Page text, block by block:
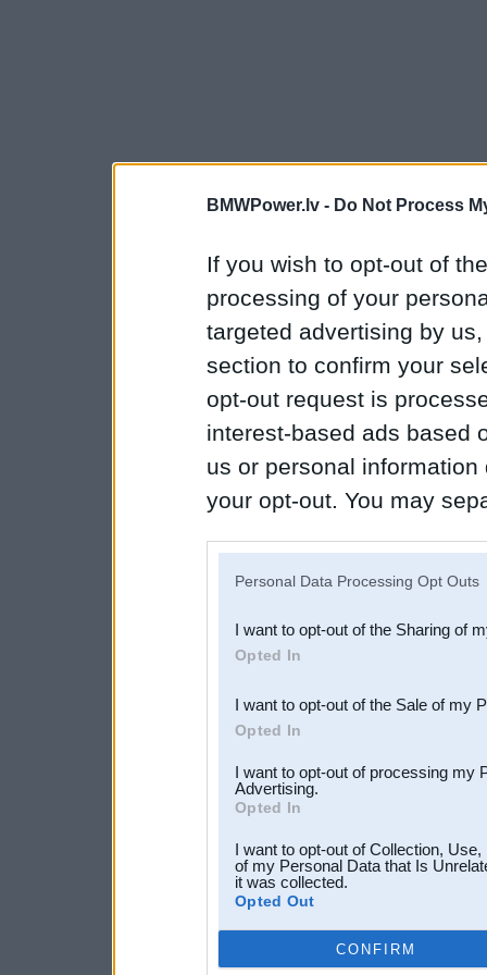
BMWPower.lv - Do Not Process
If you wish to opt-out of
processing of your
targeted advertising by
section to confirm your
opt-out request is
interest-based ads based
us or personal
your opt-out. You may
Downstream Participants
third parties.
Personal Data Processing Opt Outs
I want to opt-out of the Sharing of
Opted In
I want to opt-out of the Sale of my
Opted In
I want to opt-out of processing my
Advertising.
Opted In
I want to opt-out of Collection,
of my Personal Data that Is
it was collected.
Opted Out
CONFIRM